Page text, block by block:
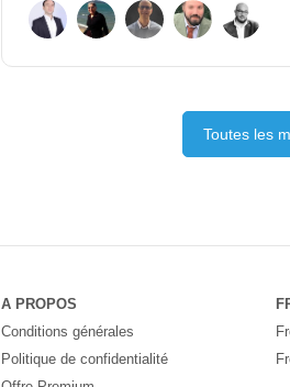
Toutes les
A PROPOS
Conditions générales
Politique de confidentialité